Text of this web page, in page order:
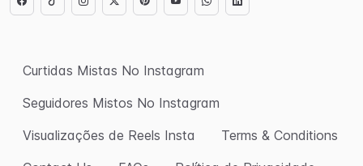
Curtidas Mistas No Instagram
Seguidores Mistos No Instagram
Visualizações de Reels Insta
Terms & Conditions